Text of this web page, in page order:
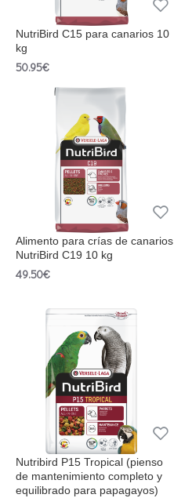
NutriBird C15 para canarios 10
kg
50.95€
Alimento para crías de canarios
NutriBird C19 10 kg
49.50€
Nutribird P15 Tropical (pienso
de mantenimiento completo y
equilibrado para papagayos)